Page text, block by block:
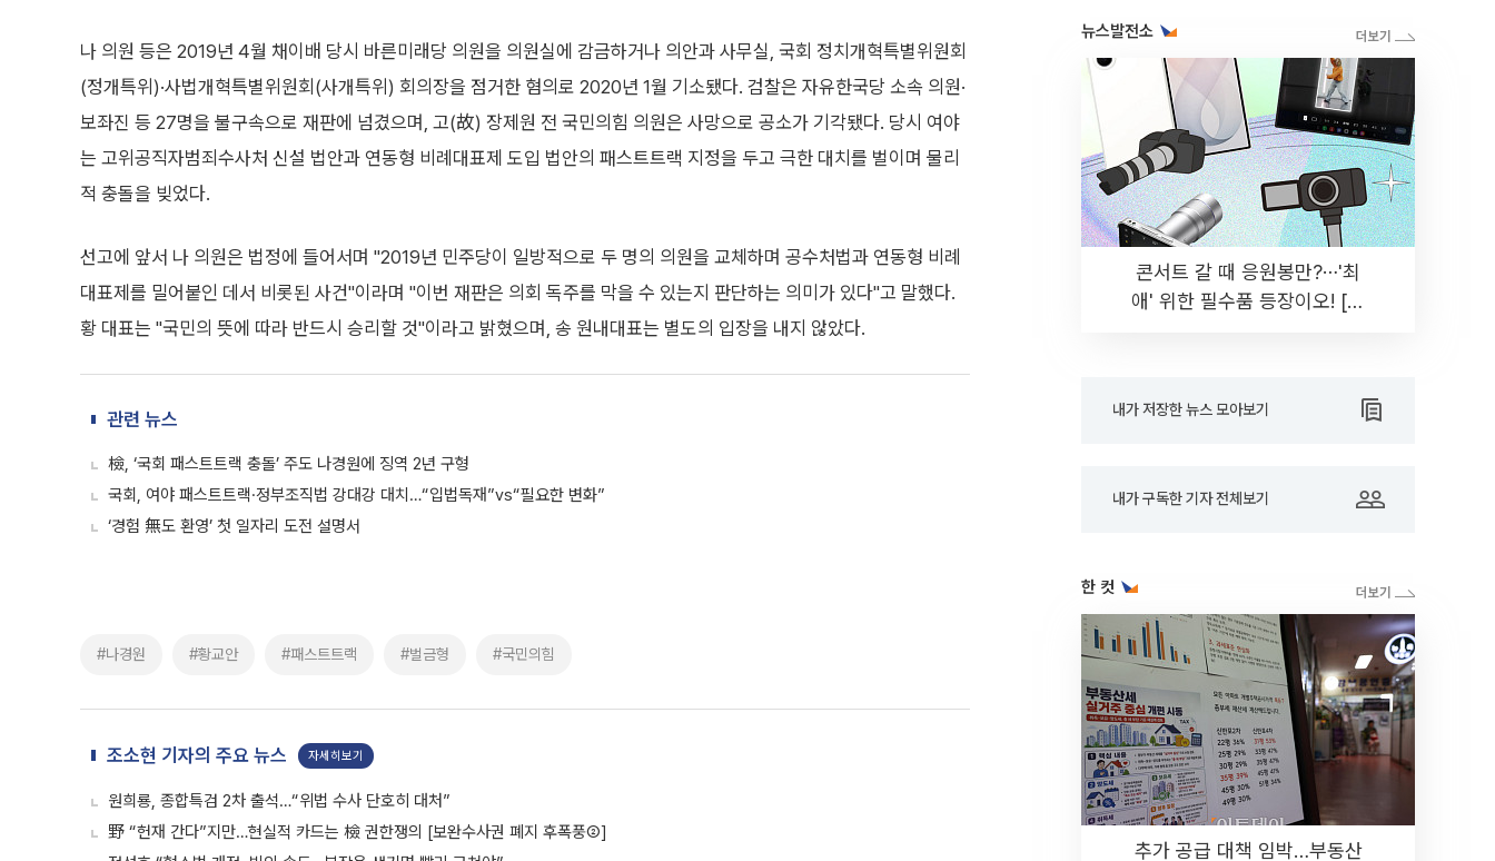
나 의원 등은 2019년 4월 채이배 당시 바른미래당 의원을 의원실에 감금하거나 의안과 사무실, 국회 정치개혁특별위원회
(정개특위)·사법개혁특별위원회(사개특위) 회의장을 점거한 혐의로 2020년 1월 기소됐다. 검찰은 자유한국당 소속 의원·
보좌진 등 27명을 불구속으로 재판에 넘겼으며, 고(故) 장제원 전 국민의힘 의원은 사망으로 공소가 기각됐다. 당시 여야
는 고위공직자범죄수사처 신설 법안과 연동형 비례대표제 도입 법안의 패스트트랙 지정을 두고 극한 대치를 벌이며 물리
적 충돌을 빚었다.
선고에 앞서 나 의원은 법정에 들어서며 "2019년 민주당이 일방적으로 두 명의 의원을 교체하며 공수처법과 연동형 비례
대표제를 밀어붙인 데서 비롯된 사건"이라며 "이번 재판은 의회 독주를 막을 수 있는지 판단하는 의미가 있다"고 말했다.
황 대표는 "국민의 뜻에 따라 반드시 승리할 것"이라고 밝혔으며, 송 원내대표는 별도의 입장을 내지 않았다.
관련 뉴스
檢, ‘국회 패스트트랙 충돌’ 주도 나경원에 징역 2년 구형
국회, 여야 패스트트랙·정부조직법 강대강 대치…“입법독재”vs“필요한 변화”
‘경험 無도 환영’ 첫 일자리 도전 설명서
#나경원 #황교안 #패스트트랙 #벌금형 #국민의힘
조소현 기자의 주요 뉴스 자세히보기
원희룡, 종합특검 2차 출석…“위법 수사 단호히 대처”
野 “헌재 간다”지만…현실적 카드는 檢 권한쟁의 [보완수사권 폐지 후폭풍②]
뉴스발전소
콘서트 갈 때 응원봉만?⋯'최
애' 위한 필수품 등장이오! [솔
내가 저장한 뉴스 모아보기
내가 구독한 기자 전체보기
한 컷
추가 공급 대책 임박…부동산